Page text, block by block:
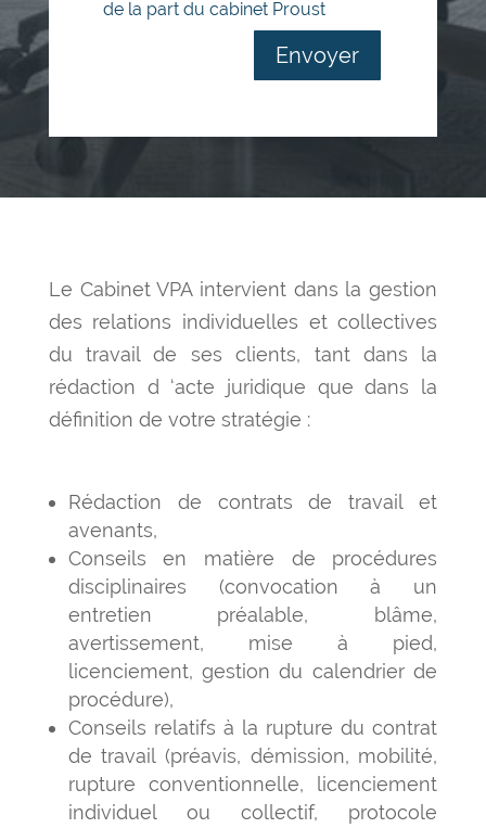
de la part du cabinet Proust
Envoyer
Le Cabinet VPA intervient dans la gestion
des relations individuelles et collectives
du travail de ses clients, tant dans la
rédaction d ‘acte juridique que dans la
définition de votre stratégie :
Rédaction de contrats de travail et
avenants,
Conseils en matière de procédures
disciplinaires (convocation à un
entretien préalable, blâme,
avertissement, mise à pied,
licenciement, gestion du calendrier de
procédure),
Conseils relatifs à la rupture du contrat
de travail (préavis, démission, mobilité,
rupture conventionnelle, licenciement
individuel ou collectif, protocole